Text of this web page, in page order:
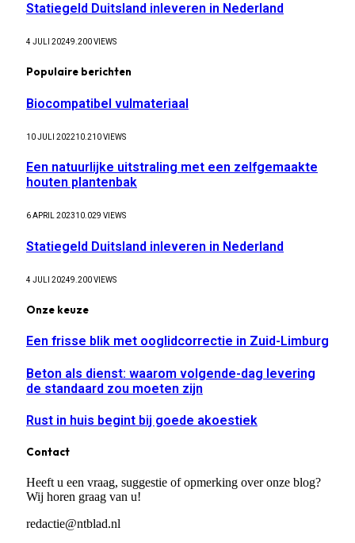
Statiegeld Duitsland inleveren in Nederland
4 JULI 20249.200VIEWS
Populaire berichten
Biocompatibel vulmateriaal
10 JULI 202210.210VIEWS
Een natuurlijke uitstraling met een zelfgemaakte
houten plantenbak
6 APRIL 202310.029 VIEWS
Statiegeld Duitsland inleveren in Nederland
4 JULI 20249.200VIEWS
Onze keuze
Een frisse blik met ooglidcorrectie in Zuid-Limburg
Beton als dienst: waarom volgende-dag levering
de standaard zou moeten zijn
Rust in huis begint bij goede akoestiek
Contact
Heeft u een vraag, suggestie of opmerking over onze blog?
Wij horen graag van u!
redactie@ntblad.nl